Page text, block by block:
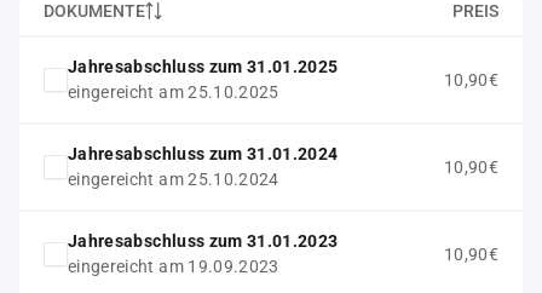
DOKUMENTE PREIS
Jahresabschluss zum 31.01.2025
eingereicht am 25.10.2025
10,90€
Jahresabschluss zum 31.01.2024
eingereicht am 25.10.2024
10,90€
Jahresabschluss zum 31.01.2023
eingereicht am 19.09.2023
10,90€